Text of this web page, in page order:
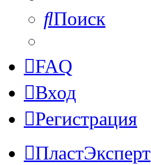
Поиск
FAQ
Вход
Регистрация
ПластЭксперт